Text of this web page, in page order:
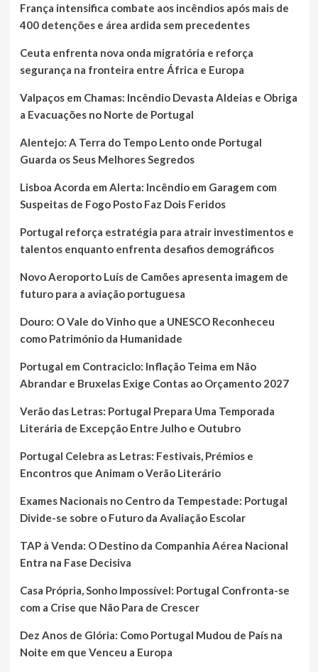
França intensifica combate aos incêndios após mais de
400 detenções e área ardida sem precedentes
Ceuta enfrenta nova onda migratória e reforça
segurança na fronteira entre África e Europa
Valpaços em Chamas: Incêndio Devasta Aldeias e Obriga
a Evacuações no Norte de Portugal
Alentejo: A Terra do Tempo Lento onde Portugal
Guarda os Seus Melhores Segredos
Lisboa Acorda em Alerta: Incêndio em Garagem com
Suspeitas de Fogo Posto Faz Dois Feridos
Portugal reforça estratégia para atrair investimentos e
talentos enquanto enfrenta desafios demográficos
Novo Aeroporto Luís de Camões apresenta imagem de
futuro para a aviação portuguesa
Douro: O Vale do Vinho que a UNESCO Reconheceu
como Património da Humanidade
Portugal em Contraciclo: Inflação Teima em Não
Abrandar e Bruxelas Exige Contas ao Orçamento 2027
Verão das Letras: Portugal Prepara Uma Temporada
Literária de Excepção Entre Julho e Outubro
Portugal Celebra as Letras: Festivais, Prémios e
Encontros que Animam o Verão Literário
Exames Nacionais no Centro da Tempestade: Portugal
Divide-se sobre o Futuro da Avaliação Escolar
TAP à Venda: O Destino da Companhia Aérea Nacional
Entra na Fase Decisiva
Casa Própria, Sonho Impossível: Portugal Confronta-se
com a Crise que Não Para de Crescer
Dez Anos de Glória: Como Portugal Mudou de País na
Noite em que Venceu a Europa